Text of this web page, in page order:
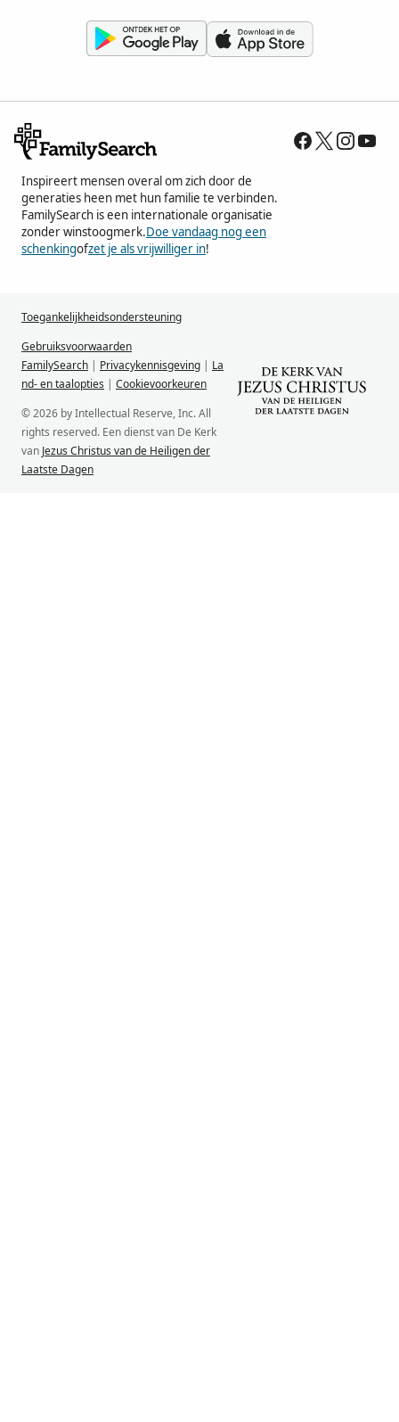
Inspireert mensen overal om zich door de
generaties heen met hun familie te verbinden.
FamilySearch is een internationale organisatie
zonder winstoogmerk.Doe vandaag nog een
schenkingofzet je als vrijwilliger in!
Toegankelijkheidsondersteuning
Gebruiksvoorwaarden
FamilySearch | Privacykennisgeving | La
nd- en taalopties | Cookievoorkeuren
© 2026 by Intellectual Reserve, Inc. All
rights reserved. Een dienst van De Kerk
van Jezus Christus van de Heiligen der
Laatste Dagen